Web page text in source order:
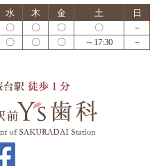
水 木 金 土
日
〇 〇 〇 〇
－
〇 〇 〇 ～17:30 －